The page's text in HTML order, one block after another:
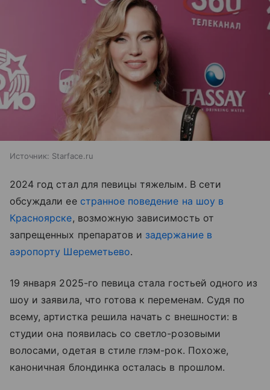
Источник: Starface.ru
2024 год стал для певицы тяжелым. В сети
обсуждали ее странное поведение на шоу в
Красноярске, возможную зависимость от
запрещенных препаратов и задержание в
аэропорту Шереметьево.
19 января 2025-го певица стала гостьей одного из
шоу и заявила, что готова к переменам. Судя по
всему, артистка решила начать с внешности: в
студии она появилась со светло-розовыми
волосами, одетая в стиле глэм-рок. Похоже,
каноничная блондинка осталась в прошлом.